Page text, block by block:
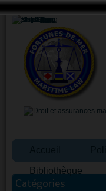
Bibliothèque
Catégories